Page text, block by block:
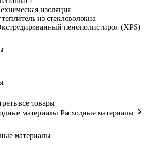
изоляция
из стекловолокна
пенополистирол (XPS)
все товары
Расходные материалы
материалы